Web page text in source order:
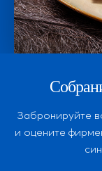
Забронируйте
и оцените